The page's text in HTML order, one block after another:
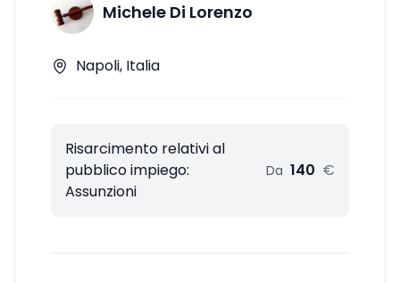
Michele Di Lorenzo
Napoli, Italia
Risarcimento relativi al
pubblico impiego:
Assunzioni
Da 140 €